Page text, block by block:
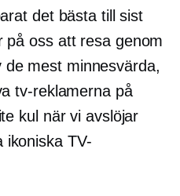
det bästa till sist
på oss att resa genom
mest minnesvärda,
tv-reklamerna på
kul när vi avslöjar
ikoniska TV-